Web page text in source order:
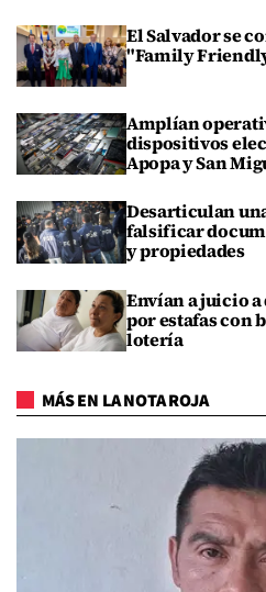
El Salvador se
"Family
Amplían
dispositivos
Apopa y San
Desarticulan
falsificar
y propiedades
Envían a juicio
por estafas con
lotería
MÁS EN LA NOTA ROJA